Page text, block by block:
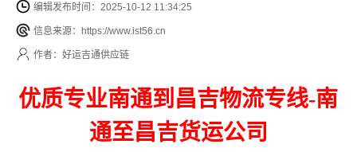
编辑发布时间：2025-10-12 11:34:25
信息来源：https://www.ist56.cn
作者：好运吉通供应链
优质专业南通到昌吉物流专线-南
通至昌吉货运公司